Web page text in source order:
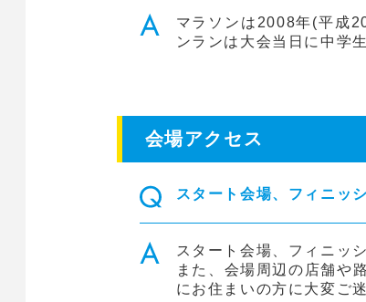
マラソンは2008年(平成
ンランは大会当日に中学
会場アクセス
スタート会場、フィニッ
スタート会場、フィニッ
また、会場周辺の店舗や
にお住まいの方に大変ご